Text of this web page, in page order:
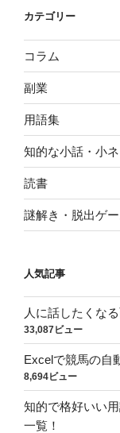
カテゴリー
コラム
副業
用語集
知的な小話・小ネ
読書
謎解き・脱出ゲー
人気記事
人に話したくな
33,087ビュー
Excelで競馬の自
8,694ビュー
知的で格好いい
一覧！